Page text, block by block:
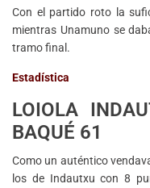
Con el partido roto la
mientras Unamuno se
tramo final.
Estadística
LOIOLA
BAQUÉ 61
Como un auténtico
los de Indautxu con 8